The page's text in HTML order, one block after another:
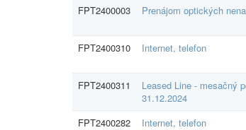
FPT2400003 Prenájom optických
FPT2400310 Internet, telefon
FPT2400311
Leased Line - mesačný
31.12.2024
FPT2400282 Internet, telefon